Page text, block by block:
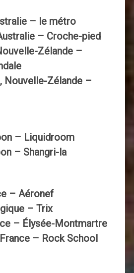
– le métro
– Croche-pied
Zélande –
Nouvelle-Zélande –
– Liquidroom
– Shangri-la
– Aéronef
– Trix
– Élysée-Montmartre
– Rock School